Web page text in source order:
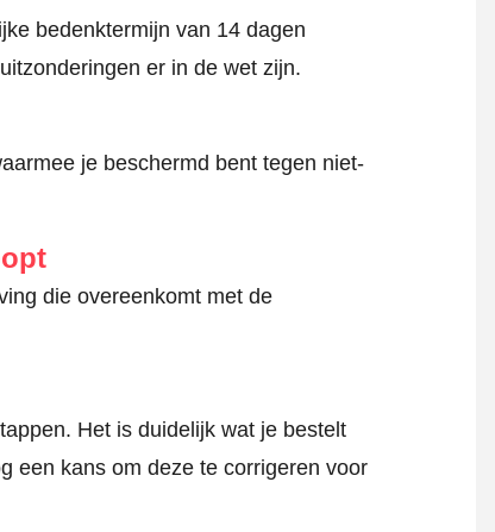
bedenktermijn van 14 dagen
er in de wet zijn.
je beschermd bent tegen niet-
die overeenkomt met de
Het is duidelijk wat je bestelt
een kans om deze te corrigeren voor